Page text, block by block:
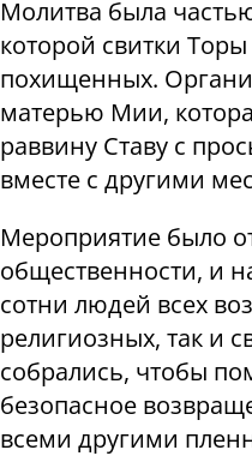
Молитва была
которой свитки
похищенных.
матерью Мии,
раввину Ставу с
вместе с другими
Мероприятие было
общественности, и
сотни людей всех
религиозных, так и
собрались, чтобы
безопасное
всеми другими